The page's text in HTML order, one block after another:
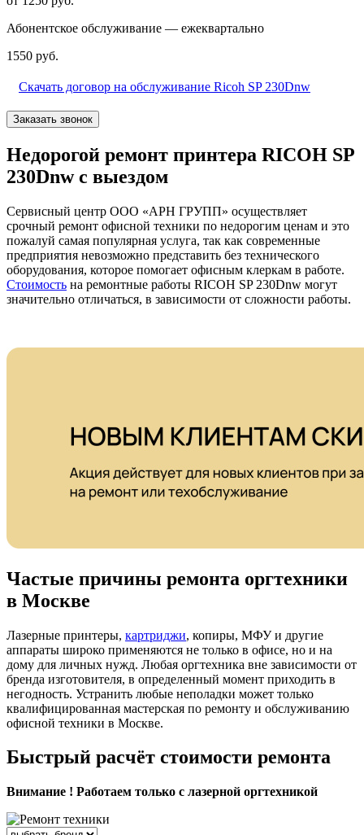
Абонентское обслуживание — ежеквартально
1550 руб.
Скачать договор на обслуживание Ricoh SP 230Dnw
Заказать звонок
Недорогой ремонт принтера RICOH SP
230Dnw с выездом
Сервисный центр ООО «АРН ГРУПП» осуществляет
срочный ремонт офисной техники по недорогим ценам и это
пожалуй самая популярная услуга, так как современные
предприятия невозможно представить без технического
оборудования, которое помогает офисным клеркам в работе.
Стоимость на ремонтные работы RICOH SP 230Dnw могут
значительно отличаться, в зависимости от сложности работы.
Частые причины ремонта оргтехники
в Москве
Лазерные принтеры, картриджи, копиры, МФУ и другие
аппараты широко применяются не только в офисе, но и на
дому для личных нужд. Любая оргтехника вне зависимости от
бренда изготовителя, в определенный момент приходить в
негодность. Устранить любые неполадки может только
квалифицированная мастерская по ремонту и обслуживанию
офисной техники в Москве.
Быстрый расчёт стоимости ремонта
Внимание ! Работаем только с лазерной оргтехникой